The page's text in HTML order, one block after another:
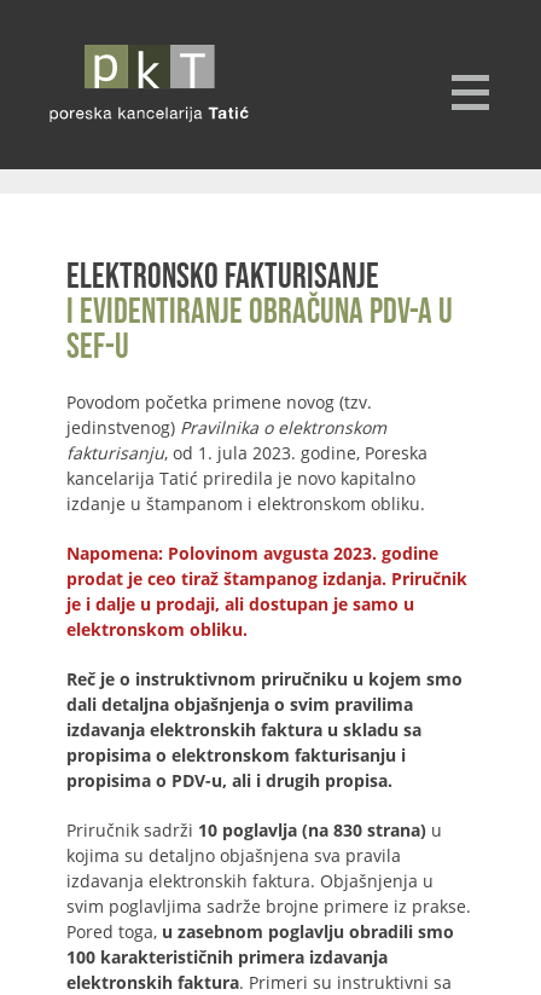
Elektronsko fakturisanje
i evidentiranje obračuna PDV-a u
SEF-u
Povodom početka primene novog (tzv.
jedinstvenog) Pravilnika o elektronskom
fakturisanju, od 1. jula 2023. godine, Poreska
kancelarija Tatić priredila je novo kapitalno
izdanje u štampanom i elektronskom obliku.
Napomena: Polovinom avgusta 2023. godine
prodat je ceo tiraž štampanog izdanja. Priručnik
je i dalje u prodaji, ali dostupan je samo u
elektronskom obliku.
Reč je o instruktivnom priručniku u kojem smo
dali detaljna objašnjenja o svim pravilima
izdavanja elektronskih faktura u skladu sa
propisima o elektronskom fakturisanju i
propisima o PDV-u, ali i drugih propisa.
Priručnik sadrži 10 poglavlja (na 830 strana) u
kojima su detaljno objašnjena sva pravila
izdavanja elektronskih faktura. Objašnjenja u
svim poglavljima sadrže brojne primere iz prakse.
Pored toga, u zasebnom poglavlju obradili smo
100 karakterističnih primera izdavanja
elektronskih faktura. Primeri su instruktivni sa